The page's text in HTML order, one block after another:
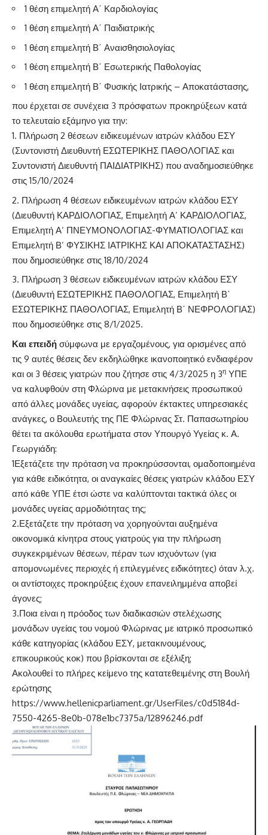
1 θέση επιμελητή Α΄ Καρδιολογίας
1 θέση επιμελητή Α΄ Παιδιατρικής
1 θέση επιμελητή Β΄ Αναισθησιολογίας
1 θέση επιμελητή Β΄ Εσωτερικής Παθολογίας
1 θέση επιμελητή Β΄ Φυσικής Ιατρικής – Αποκατάστασης,
που έρχεται σε συνέχεια 3 πρόσφατων προκηρύξεων κατά
το τελευταίο εξάμηνο για την:
Πλήρωση 2 θέσεων ειδικευμένων ιατρών κλάδου ΕΣΥ
(Συντονιστή Διευθυντή ΕΣΩΤΕΡΙΚΗΣ ΠΑΘΟΛΟΓΙΑΣ και
Συντονιστή Διευθυντή ΠΑΙΔΙΑΤΡΙΚΗΣ) που αναδημοσιεύθηκε
στις 15/10/2024
Πλήρωση 4 θέσεων ειδικευμένων ιατρών κλάδου ΕΣΥ
(Διευθυντή ΚΑΡΔΙΟΛΟΓΙΑΣ, Επιμελητή Α’ ΚΑΡΔΙΟΛΟΓΙΑΣ,
Επιμελητή Α’ ΠΝΕΥΜΟΝΟΛΟΓΙΑΣ-ΦΥΜΑΤΙΟΛΟΓΙΑΣ και
Επιμελητή Β’ ΦΥΣΙΚΗΣ ΙΑΤΡΙΚΗΣ ΚΑΙ ΑΠΟΚΑΤΑΣΤΑΣΗΣ)
που δημοσιεύθηκε στις 18/10/2024
Πλήρωση 3 θέσεων ειδικευμένων ιατρών κλάδου ΕΣΥ
(Διευθυντή ΕΣΩΤΕΡΙΚΗΣ ΠΑΘΟΛΟΓΙΑΣ, Επιμελητή Β΄
ΕΣΩΤΕΡΙΚΗΣ ΠΑΘΟΛΟΓΙΑΣ, Επιμελητή Β΄ ΝΕΦΡΟΛΟΓΙΑΣ)
που δημοσιεύθηκε στις 8/1/2025.
Και επειδή σύμφωνα με εργαζομένους, για ορισμένες από
τις 9 αυτές θέσεις δεν εκδηλώθηκε ικανοποιητικό ενδιαφέρον
και οι 3 θέσεις γιατρών που ζήτησε στις 4/3/2025 η 3η ΥΠΕ
να καλυφθούν στη Φλώρινα με μετακινήσεις προσωπικού
από άλλες μονάδες υγείας, αφορούν έκτακτες υπηρεσιακές
ανάγκες, ο Βουλευτής της ΠΕ Φλώρινας Στ. Παπασωτηρίου
θέτει τα ακόλουθα ερωτήματα στον Υπουργό Υγείας κ. Α.
Γεωργιάδη:
1Εξετάζετε την πρόταση να προκηρύσσονται, ομαδοποιημένα
για κάθε ειδικότητα, οι αναγκαίες θέσεις γιατρών κλάδου ΕΣΥ
από κάθε ΥΠΕ έτσι ώστε να καλύπτονται τακτικά όλες οι
μονάδες υγείας αρμοδιότητας της;
2.Εξετάζετε την πρόταση να χορηγούνται αυξημένα
οικονομικά κίνητρα στους γιατρούς για την πλήρωση
συγκεκριμένων θέσεων, πέραν των ισχυόντων (για
απομονωμένες περιοχές ή επιλεγμένες ειδικότητες) όταν λ.χ.
οι αντίστοιχες προκηρύξεις έχουν επανειλημμένα αποβεί
άγονες;
3.Ποια είναι η πρόοδος των διαδικασιών στελέχωσης
μονάδων υγείας του νομού Φλώρινας με ιατρικό προσωπικό
κάθε κατηγορίας (κλάδου ΕΣΥ, μετακινουμένους,
επικουρικούς κοκ) που βρίσκονται σε εξέλιξη;
Ακολουθεί το πλήρες κείμενο της κατατεθειμένης στη Βουλή
ερώτησης
https://www.hellenicparliament.gr/UserFiles/c0d5184d-
7550-4265-8e0b-078e1bc7375a/12896246.pdf